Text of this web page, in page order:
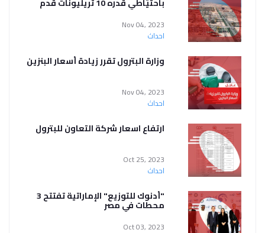
مكعبة في مصر
Nov 04, 2023
احداث
وزارة البترول تقرر زيادة أسعار البنزين
Nov 04, 2023
احداث
ارتفاع اسعار شركة التعاون للبترول
Oct 25, 2023
احداث
"أدنوك للتوزيع" الإماراتية تفتتح 3
محطات في مصر
Oct 03, 2023